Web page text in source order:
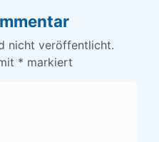
nicht veröffentlicht.
* markiert